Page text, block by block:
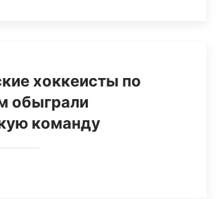
хоккеисты по
обыграли
команду